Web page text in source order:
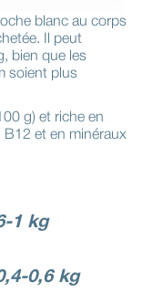
blanc au corps
Il peut
bien que les
soient plus
g) et riche en
B12 et en minéraux
1 kg
0,6 kg